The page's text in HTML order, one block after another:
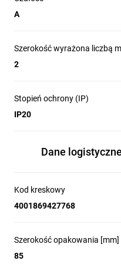
nowych
wobec
podłączyć
także przewodu razem z
A
Szerokość wyrażona liczbą
2
Stopień ochrony (IP)
IP20
Dane logistyczne
Kod kreskowy
4001869427768
Szerokość opakowania [mm]
85